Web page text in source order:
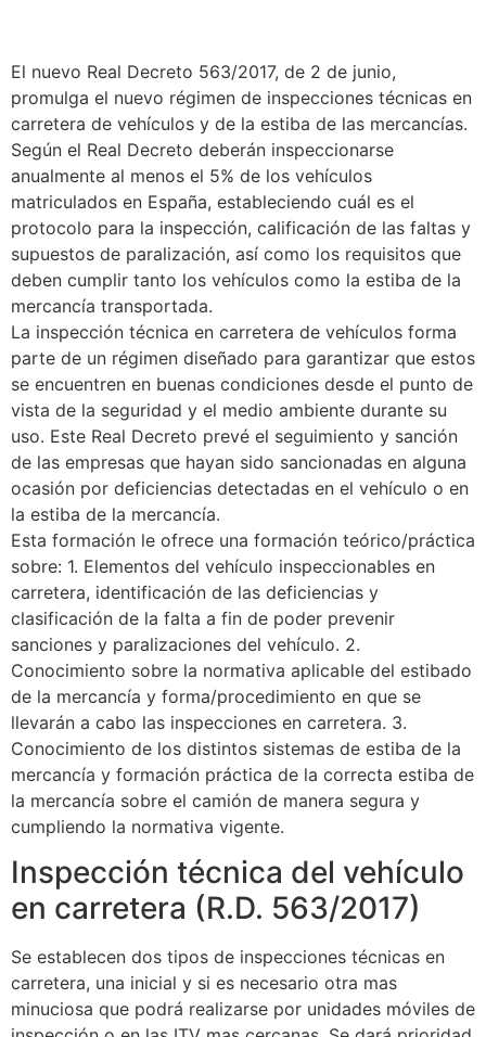
El nuevo Real Decreto 563/2017, de 2 de junio,
promulga el nuevo régimen de inspecciones técnicas en
carretera de vehículos y de la estiba de las mercancías.
Según el Real Decreto deberán inspeccionarse
anualmente al menos el 5% de los vehículos
matriculados en España, estableciendo cuál es el
protocolo para la inspección, calificación de las faltas y
supuestos de paralización, así como los requisitos que
deben cumplir tanto los vehículos como la estiba de la
mercancía transportada.
La inspección técnica en carretera de vehículos forma
parte de un régimen diseñado para garantizar que estos
se encuentren en buenas condiciones desde el punto de
vista de la seguridad y el medio ambiente durante su
uso. Este Real Decreto prevé el seguimiento y sanción
de las empresas que hayan sido sancionadas en alguna
ocasión por deficiencias detectadas en el vehículo o en
la estiba de la mercancía.
Esta formación le ofrece una formación teórico/práctica
sobre: 1. Elementos del vehículo inspeccionables en
carretera, identificación de las deficiencias y
clasificación de la falta a fin de poder prevenir
sanciones y paralizaciones del vehículo. 2.
Conocimiento sobre la normativa aplicable del estibado
de la mercancía y forma/procedimiento en que se
llevarán a cabo las inspecciones en carretera. 3.
Conocimiento de los distintos sistemas de estiba de la
mercancía y formación práctica de la correcta estiba de
la mercancía sobre el camión de manera segura y
cumpliendo la normativa vigente.
Inspección técnica del vehículo
en carretera (R.D. 563/2017)
Se establecen dos tipos de inspecciones técnicas en
carretera, una inicial y si es necesario otra mas
minuciosa que podrá realizarse por unidades móviles de